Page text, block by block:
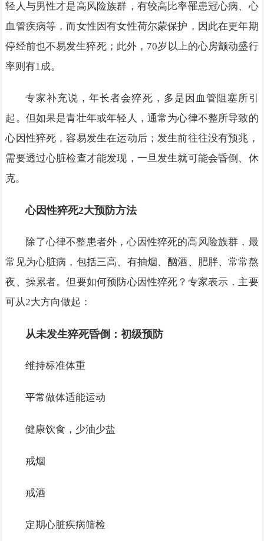
轻人与男性才是高风险族群，有较高比率罹患冠心病、心
血管疾病等，而女性因有女性荷尔蒙保护，因此在更年期
停经前也不易发生猝死；此外，70岁以上的心房颤动盛行
率则有1成。
专家补充说，年长者会猝死，多是因血管阻塞所引
起。但如果是青壮年或年轻人，通常为心律不整所导致的
心因性猝死，容易发生在运动后；发生前往往没有预兆，
需要透过心脏检查才能发现，一旦发生就可能会昏倒、休
克。
心因性猝死2大预防方法
除了心律不整患者外，心因性猝死的高风险族群，最
常见为心脏病，包括三高、有抽烟、酗酒、肥胖、常常熬
夜、操累者。但要如何预防心因性猝死？专家表示，主要
可从2大方向做起：
从未发生猝死昏倒：初级预防
维持标准体重
平常做体适能运动
健康饮食，少油少盐
戒烟
戒酒
定期心脏疾病筛检